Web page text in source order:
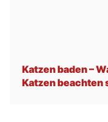
Katzen baden –
Katzen beachten